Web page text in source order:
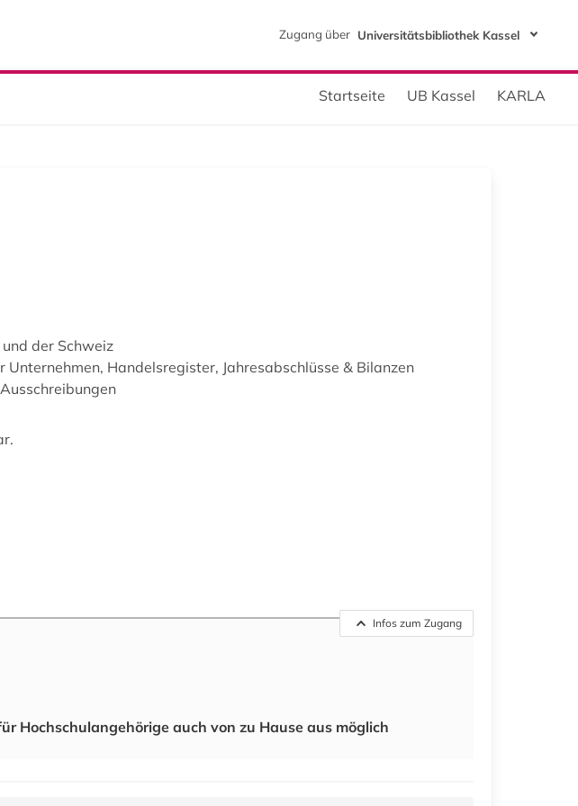
Zugang über Universitätsbibliothek Kassel
Startseite UB Kassel KARLA
der Schweiz
Handelsregister, Jahresabschlüsse & Bilanzen
Infos zum Zugang
Hochschulangehörige auch von zu Hause aus möglich